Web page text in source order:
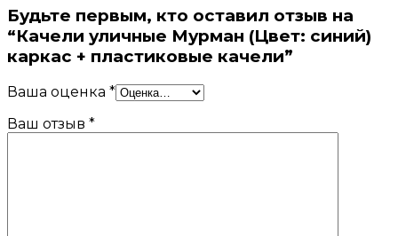
Будьте первым, кто оставил отзыв на
“Качели уличные Мурман (Цвет: синий)
каркас + пластиковые качели”
Ваша оценка *
Ваш отзыв *